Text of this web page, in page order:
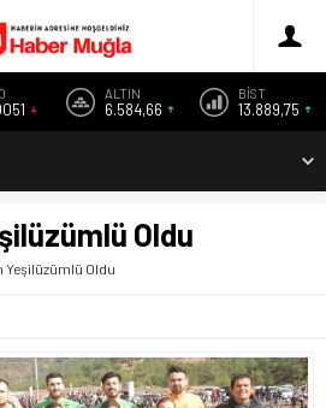
ALTIN
6.584,66
BİST
13.889,75
Oldu
Yeşilüzümlü Oldu